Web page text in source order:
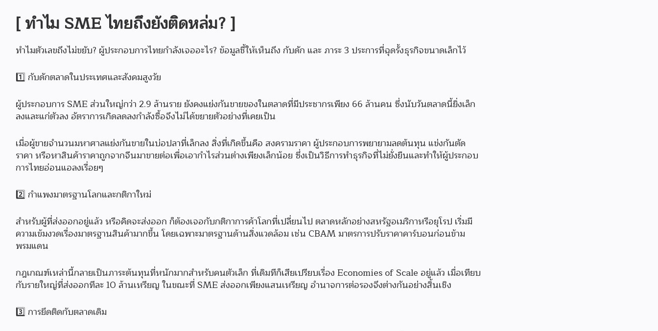
[ ทำไม SME ไทยถึงยังติดหล่ม? ]
ทำไมตัวเลขถึงไม่ขยับ? ผู้ประกอบการไทยกำลังเจออะไร? ข้อมูลชี้ให้เห็นถึง กับดัก และ ภาระ 3 ประการที่ฉุดรั้งธุรกิจขนาดเล็กไว้
1️⃣ กับดักตลาดในประเทศและสังคมสูงวัย
ผู้ประกอบการ SME ส่วนใหญ่กว่า 2.9 ล้านราย ยังคงแย่งกันขายของในตลาดที่มีประชากรเพียง 66 ล้านคน ซึ่งนับวันตลาดนี้ยิ่งเล็ก
ลงและแก่ตัวลง อัตราการเกิดลดลงกำลังซื้อจึงไม่ได้ขยายตัวอย่างที่เคยเป็น
เมื่อผู้ขายจำนวนมหาศาลแย่งกันขายในบ่อปลาที่เล็กลง สิ่งที่เกิดขึ้นคือ สงครามราคา ผู้ประกอบการพยายามลดต้นทุน แข่งกันตัด
ราคา หรือหาสินค้าราคาถูกจากจีนมาขายต่อเพื่อเอากำไรส่วนต่างเพียงเล็กน้อย ซึ่งเป็นวิธีการทำธุรกิจที่ไม่ยั่งยืนและทำให้ผู้ประกอบ
การไทยอ่อนแอลงเรื่อยๆ
2️⃣ กำแพงมาตรฐานโลกและกติกาใหม่
สำหรับผู้ที่ส่งออกอยู่แล้ว หรือคิดจะส่งออก ก็ต้องเจอกับกติกาการค้าโลกที่เปลี่ยนไป ตลาดหลักอย่างสหรัฐอเมริกาหรือยุโรป เริ่มมี
ความเข้มงวดเรื่องมาตรฐานสินค้ามากขึ้น โดยเฉพาะมาตรฐานด้านสิ่งแวดล้อม เช่น CBAM มาตรการปรับราคาคาร์บอนก่อนข้าม
พรมแดน
กฎเกณฑ์เหล่านี้กลายเป็นภาระต้นทุนที่หนักมากสำหรับคนตัวเล็ก ที่เดิมทีก็เสียเปรียบเรื่อง Economies of Scale อยู่แล้ว เมื่อเทียบ
กับรายใหญ่ที่ส่งออกทีละ 10 ล้านเหรียญ ในขณะที่ SME ส่งออกเพียงแสนเหรียญ อำนาจการต่อรองจึงต่างกันอย่างสิ้นเชิง
3️⃣ การยึดติดกับตลาดเดิม